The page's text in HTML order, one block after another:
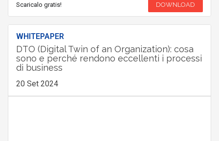
Scaricalo gratis! DOWNLOAD
WHITEPAPER
DTO (Digital Twin of an Organization): cosa
sono e perché rendono eccellenti i processi
di business
20 Set 2024